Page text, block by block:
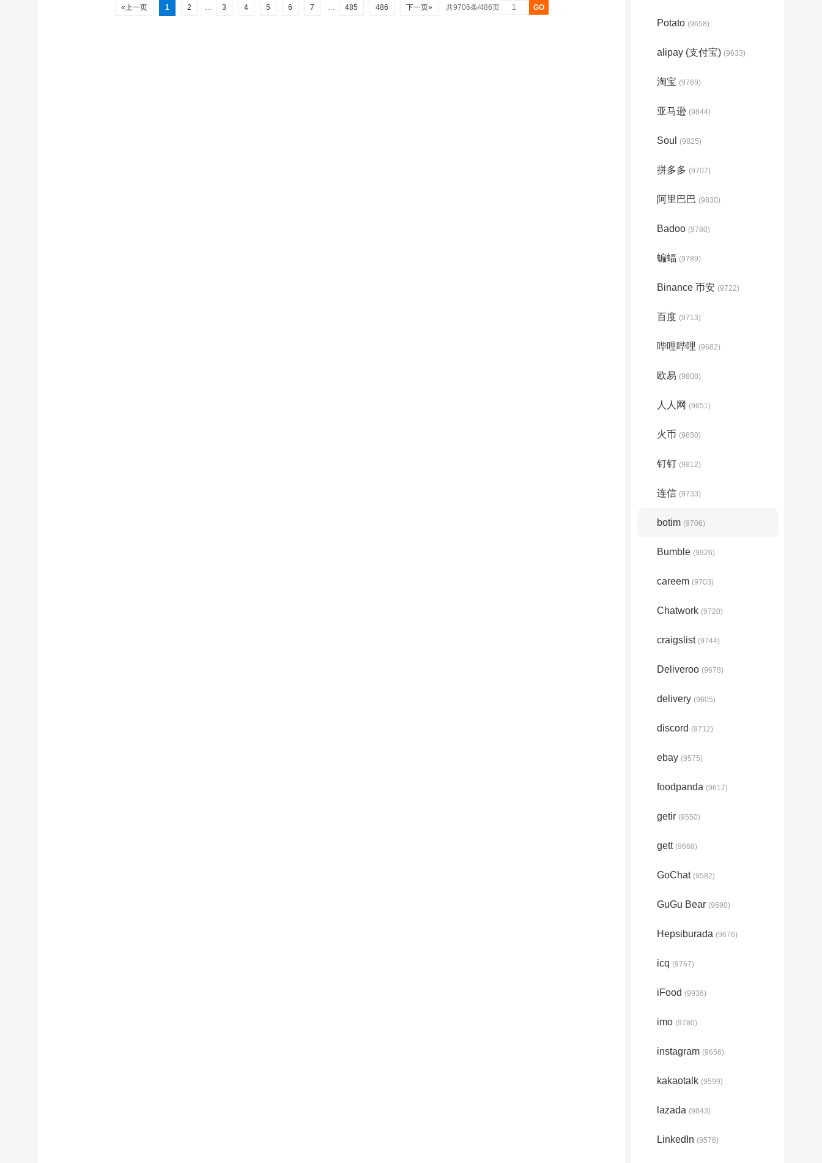
«上一页 1 2 … 3 4 5 6 7 … 485 486 下一页» 共9706条/486页
Potato (9658)
alipay (支付宝) (9633)
淘宝 (9769)
亚马逊 (9844)
Soul (9825)
拼多多 (9707)
阿里巴巴 (9830)
Badoo (9780)
蝙蝠 (9789)
Binance 币安 (9722)
百度 (9713)
哔哩哔哩 (9682)
欧易 (9800)
人人网 (9651)
火币 (9650)
钉钉 (9812)
连信 (9733)
botim (9706)
Bumble (9926)
careem (9703)
Chatwork (9720)
craigslist (9744)
Deliveroo (9678)
delivery (9605)
discord (9712)
ebay (9575)
foodpanda (9617)
getir (9550)
gett (9668)
GoChat (9582)
GuGu Bear (9690)
Hepsiburada (9676)
icq (9767)
iFood (9936)
imo (9780)
instagram (9656)
kakaotalk (9599)
lazada (9843)
LinkedIn (9576)